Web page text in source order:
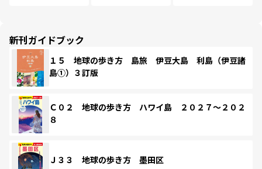
新刊ガイドブック
１５ 地球の歩き方 島旅 伊豆大島 利島（伊豆諸
島①）３訂版
Ｃ０２ 地球の歩き方 ハワイ島 ２０２７～２０２
８
Ｊ３３ 地球の歩き方 墨田区